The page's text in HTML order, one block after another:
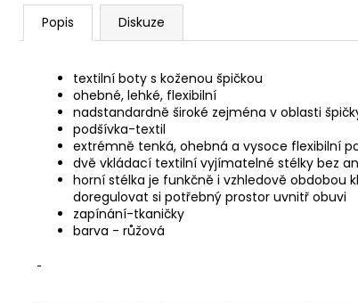
Popis Diskuze
textilní boty s koženou špičkou
ohebné, lehké, flexibilní
nadstandardně široké zejména v oblasti
podšívka-textil
extrémně tenká, ohebná a vysoce flexibilní
dvě vkládací textilní vyjímatelné stélky bez
horní stélka je funkčně i vzhledově obdobou
doregulovat si potřebný prostor uvnitř obuvi
zapínání-tkaničky
barva - růžová